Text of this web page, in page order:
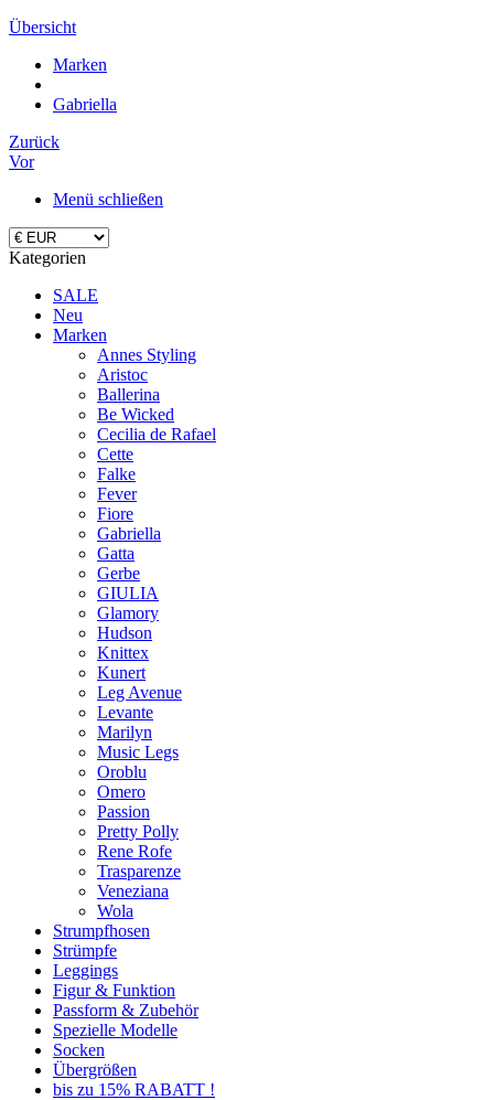
Übersicht
Marken
Gabriella
Zurück
Vor
Menü schließen
Kategorien
SALE
Neu
Marken
Annes Styling
Aristoc
Ballerina
Be Wicked
Cecilia de Rafael
Cette
Falke
Fever
Fiore
Gabriella
Gatta
Gerbe
GIULIA
Glamory
Hudson
Knittex
Kunert
Leg Avenue
Levante
Marilyn
Music Legs
Oroblu
Omero
Passion
Pretty Polly
Rene Rofe
Trasparenze
Veneziana
Wola
Strumpfhosen
Strümpfe
Leggings
Figur & Funktion
Passform & Zubehör
Spezielle Modelle
Socken
Übergrößen
bis zu 15% RABATT !